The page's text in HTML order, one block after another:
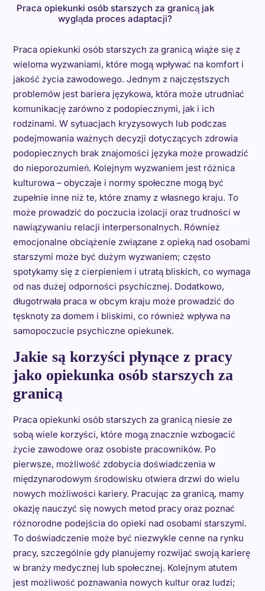
Praca opiekunki osób starszych za granicą jak
wygląda proces adaptacji?
Praca opiekunki osób starszych za granicą wiąże się z
wieloma wyzwaniami, które mogą wpływać na komfort i
jakość życia zawodowego. Jednym z najczęstszych
problemów jest bariera językowa, która może utrudniać
komunikację zarówno z podopiecznymi, jak i ich
rodzinami. W sytuacjach kryzysowych lub podczas
podejmowania ważnych decyzji dotyczących zdrowia
podopiecznych brak znajomości języka może prowadzić
do nieporozumień. Kolejnym wyzwaniem jest różnica
kulturowa – obyczaje i normy społeczne mogą być
zupełnie inne niż te, które znamy z własnego kraju. To
może prowadzić do poczucia izolacji oraz trudności w
nawiązywaniu relacji interpersonalnych. Również
emocjonalne obciążenie związane z opieką nad osobami
starszymi może być dużym wyzwaniem; często
spotykamy się z cierpieniem i utratą bliskich, co wymaga
od nas dużej odporności psychicznej. Dodatkowo,
długotrwała praca w obcym kraju może prowadzić do
tęsknoty za domem i bliskimi, co również wpływa na
samopoczucie psychiczne opiekunek.
Jakie są korzyści płynące z pracy
jako opiekunka osób starszych za
granicą
Praca opiekunki osób starszych za granicą niesie ze
sobą wiele korzyści, które mogą znacznie wzbogacić
życie zawodowe oraz osobiste pracowników. Po
pierwsze, możliwość zdobycia doświadczenia w
międzynarodowym środowisku otwiera drzwi do wielu
nowych możliwości kariery. Pracując za granicą, mamy
okazję nauczyć się nowych metod pracy oraz poznać
różnorodne podejścia do opieki nad osobami starszymi.
To doświadczenie może być niezwykle cenne na rynku
pracy, szczególnie gdy planujemy rozwijać swoją karierę
w branży medycznej lub społecznej. Kolejnym atutem
jest możliwość poznawania nowych kultur oraz ludzi;